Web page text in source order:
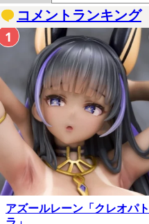
コメントランキング
アズールレーン「クレオパト
1